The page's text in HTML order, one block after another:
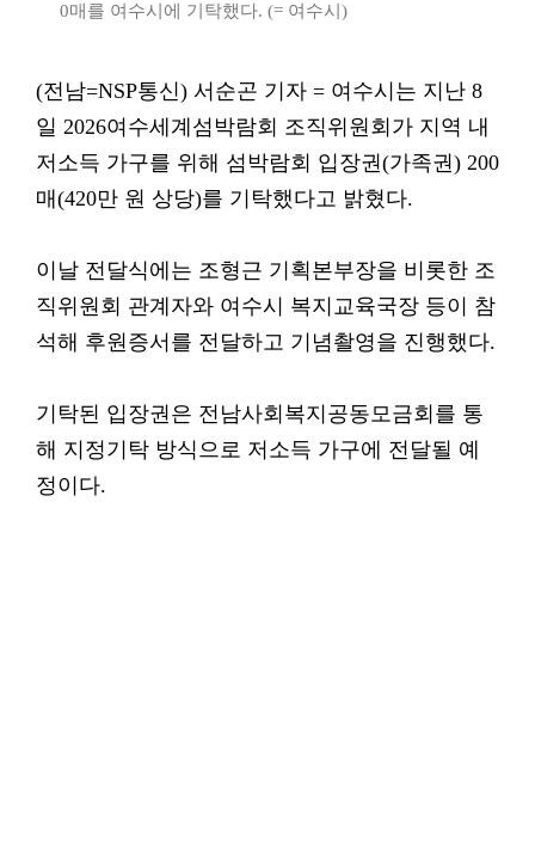
0매를 여수시에 기탁했다. (= 여수시)
(전남=NSP통신) 서순곤 기자 = 여수시는 지난 8
일 2026여수세계섬박람회 조직위원회가 지역 내
저소득 가구를 위해 섬박람회 입장권(가족권) 200
매(420만 원 상당)를 기탁했다고 밝혔다.
이날 전달식에는 조형근 기획본부장을 비롯한 조
직위원회 관계자와 여수시 복지교육국장 등이 참
석해 후원증서를 전달하고 기념촬영을 진행했다.
기탁된 입장권은 전남사회복지공동모금회를 통
해 지정기탁 방식으로 저소득 가구에 전달될 예
정이다.